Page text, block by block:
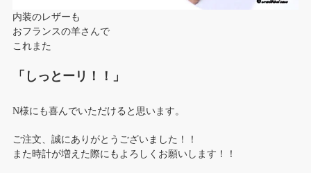
内装のレザーも
おフランスの羊さんで
これまた
「しっとーリ！！」
N様にも喜んでいただけると思います。
ご注文、誠にありがとうございました！！
また時計が増えた際にもよろしくお願いします！！